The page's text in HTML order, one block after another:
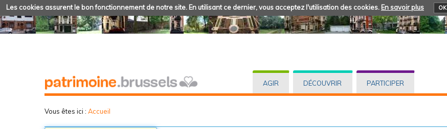
Les cookies assurent le bon fonctionnement de notre site. En utilisant ce dernier, vous acceptez l'utilisation des cookies. En savoir plus OK
AGIR DÉCOUVRIR PARTICIPER
Vous êtes ici : Accueil